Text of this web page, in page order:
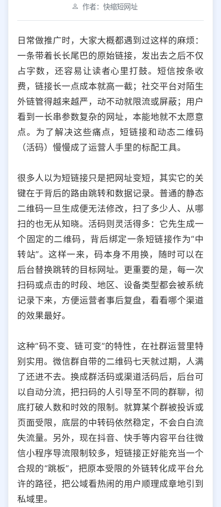
选择防红平台类型，避免链接被拦截
平台设置
iOS Android PC 其他
选择允许访问的平台类型
作者：快缩短网址
日常做推广时，大家大概都遇到过这样的麻烦：
一条带着长长尾巴的原始链接，发出去之后不仅
占字数，还容易让读者心里打鼓。短信按条收
费，链接长一点成本就高一截；社交平台对陌生
外链管得越来越严，动不动就限流或屏蔽；用户
看到一长串参数复杂的网址，本能地就不太愿意
点。为了解决这些痛点，短链接和动态二维码
（活码）慢慢成了运营人手里的标配工具。
很多人以为短链接只是把网址变短，其实它的关
键在于背后的路由跳转和数据记录。普通的静态
二维码一旦生成便无法修改，扫了多少人、从哪
扫的也无从知晓。活码则灵活得多：它先生成一
个固定的二维码，背后绑定一条短链接作为“中
转站”。这样一来，码本身不用换，随时可以在
后台替换跳转的目标网址。更重要的是，每一次
扫码或点击的时段、地区、设备类型都会被系统
记录下来，方便运营者事后复盘，看看哪个渠道
的效果最好。
这种“码不变、链可变”的特性，在社群运营里特
别实用。微信群自带的二维码七天就过期，人满
了还进不去。换成群活码或渠道活码后，后台可
以自动分流，把扫码的人引导至不同的群聊，彻
底打破人数和时效的限制。就算某个群被投诉或
页面受限，底层的中转码依然稳定，不会白白流
失流量。另外，现在抖音、快手等内容平台往微
信小程序导流限制较多，短链接正好能充当一个
合规的“跳板”，把原本受限的外链转化成平台允
许的路径，把公域看热闹的用户顺理成章地引到
私域里。